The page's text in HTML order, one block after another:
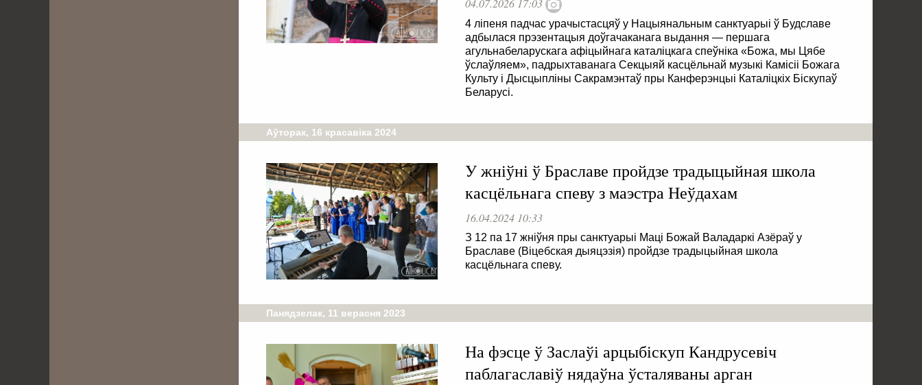
04.07.2026 17:03
4 ліпеня падчас урачыстасцяў у Нацыянальным санктуарыі ў Будславе
адбылася прэзентацыя доўгачаканага выдання — першага
агульнабеларускага афіцыйнага каталіцкага спеўніка «Божа, мы Цябе
ўслаўляем», падрыхтаванага Секцыяй касцёльнай музыкі Камісіі Божага
Культу і Дысцыпліны Сакрамэнтаў пры Канферэнцыі Каталіцкіх Біскупаў
Беларусі.
Аўторак, 16 красавіка 2024
У жніўні ў Браславе пройдзе традыцыйная школа
касцёльнага спеву з маэстра Неўдахам
16.04.2024 10:33
З 12 па 17 жніўня пры санктуарыі Маці Божай Валадаркі Азёраў у
Браславе (Віцебская дыяцэзія) пройдзе традыцыйная школа
касцёльнага спеву.
Панядзелак, 11 верасня 2023
На фэсце ў Заслаўі арцыбіскуп Кандрусевіч
паблагаславіў нядаўна ўсталяваны арган